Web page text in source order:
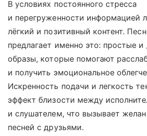
В условиях постоянного стресса
и перегруженности информацией
лёгкий и позитивный контент.
предлагает именно это: простые
образы, которые помогают
и получить эмоциональное
Искренность подачи и легкость
эффект близости между
и слушателем, что вызывает
песней с друзьями.